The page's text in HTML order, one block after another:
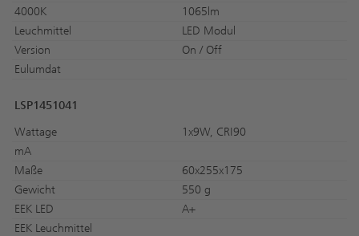
4000K
1065lm
Leuchmittel
LED Modul
Version
On / Off
Eulumdat
LSP1451041
Wattage
1x9W, CRI90
mA
Maße
60x255x175
Gewicht
550 g
EEK LED
A+
EEK Leuchmittel